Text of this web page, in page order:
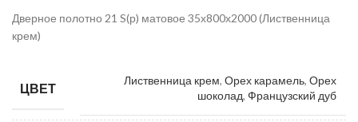
Дверное полотно 21 S(р) матовое 35х800х2000 (Лиственница
крем)
ЦВЕТ Лиственница крем, Орех карамель, Орех
шоколад, Французский дуб